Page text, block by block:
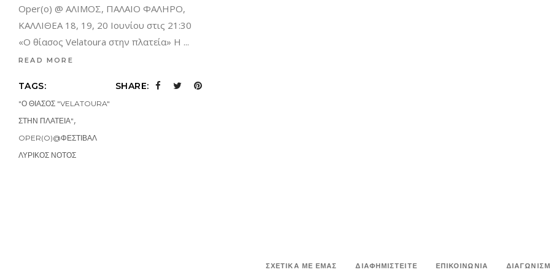
Οper(o) @ ΑΛΙΜΟΣ, ΠΑΛΑΙΟ ΦΑΛΗΡΟ,
ΚΑΛΛΙΘΕΑ 18, 19, 20 Ιουνίου στις 21:30
«O θίασος Velatοura στην πλατεία» Η
READ MORE
TAGS:
"Ο ΘΙΑΣΟΣ "VELATOURA"
ΣΤΗΝ ΠΛΑΤΕΙΑ",
OPER(O)@ΦΕΣΤΙΒΑΛ
ΛΥΡΙΚΟΣ ΝΟΤΟΣ
SHARE:
ΣΧΕΤΙΚΑ ΜΕ ΕΜΑΣ ΔΙΑΦΗΜΙΣΤΕΙΤΕ ΕΠΙΚΟΙΝΩΝΙΑ